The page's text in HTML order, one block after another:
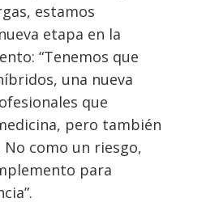
estamos
etapa en la
“Tenemos que
una nueva
que
pero también
como un riesgo,
para